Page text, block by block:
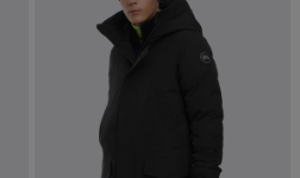
ション
ン
ション
ションLOOK
ン
ション
ションLOOK
Generationsは、アウター
・再販を通じて、長く愛される製
継いでいきます。
少なピースもご覧いただけます。
ーにチェックをお入れください